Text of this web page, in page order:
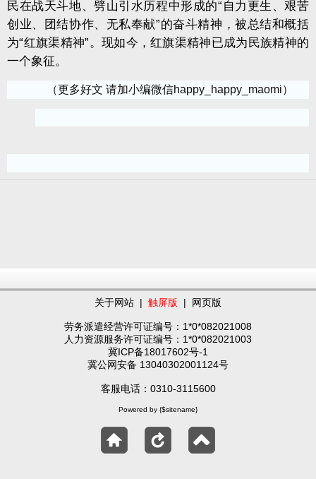
民在战天斗地、劈山引水历程中形成的“自力更生、艰苦
创业、团结协作、无私奉献”的奋斗精神，被总结和概括
为“红旗渠精神”。现如今，红旗渠精神已成为民族精神的
一个象征。
（更多好文 请加小编微信happy_happy_maomi）
关于网站 | 触屏版 | 网页版
劳务派遣经营许可证编号：1*0*082021008
人力资源服务许可证编号：1*0*082021003
冀ICP备18017602号-1
冀公网安备 13040302001124号
客服电话：0310-3115600
Powered by {$sitename}